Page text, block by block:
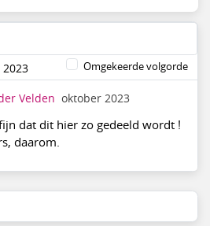
Omgekeerde volgorde
Velden oktober 2023
dat dit hier zo gedeeld wordt !
daarom.